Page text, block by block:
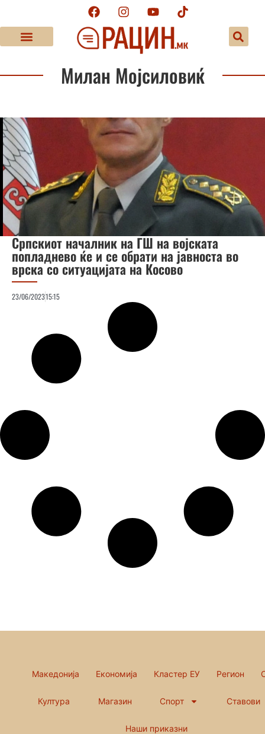
Милан Мојсиловиќ
Српскиот началник на ГШ на војската
попладнево ќе и се обрати на јавноста во
врска со ситуацијата на Косово
23/06/202315:15
Македонија Економија Кластер ЕУ Регион
Култура Магазин Спорт Ставови
Наши приказни